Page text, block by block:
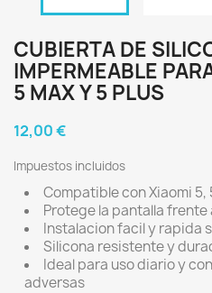
CUBIERTA DE
IMPERMEABLE
5 MAX Y 5 PLUS
12,00 €
Impuestos incluidos
Compatible con Xiaomi 5,
Protege la pantalla frente
Instalacion facil y rapida
Silicona resistente y
Ideal para uso diario y
adversas